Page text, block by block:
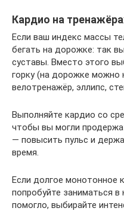
Кардио на
Если ваш индекс массы
бегать на дорожке: так
суставы. Вместо этого
горку (на дорожке можно
велотренажёр, эллипс,
Выполняйте кардио со
чтобы вы могли
— повысить пульс и
время.
Если долгое монотонное
попробуйте заниматься в
помогло, выбирайте